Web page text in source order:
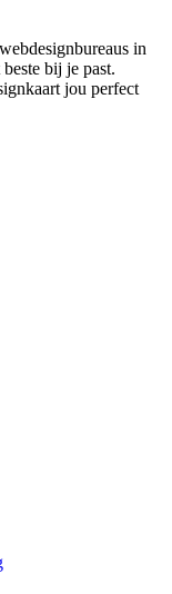
in
bij je past.
jou perfect